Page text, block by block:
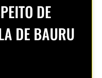
DE
DE BAURU